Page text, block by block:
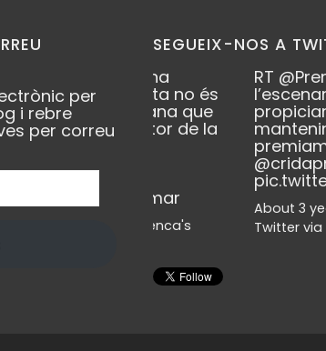
per
i rebre
per correu
SEGUEIX-NOS A
RT @PremiaMedia_
l’escenari post-
propiciar “una
mantenint-se a
premiamedia.cat/
@cridapremianenc
pic.twitter.com/1oXU…
About 3 years agofrom
Twitter
Twitter for